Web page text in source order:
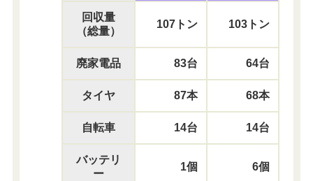
回収量
（総量）
107トン 103トン
廃家電品 83台 64台
タイヤ 87本 68本
自転車 14台 14台
バッテリ
ー
1個 6個